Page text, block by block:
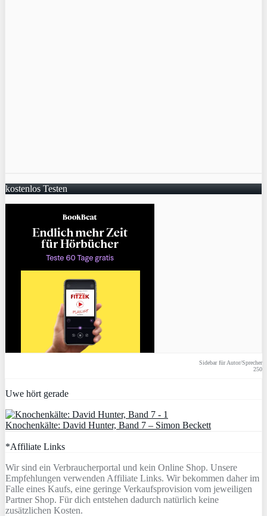
kostenlos Testen
Sidebar für Autor/Sprecher
250
Uwe hört gerade
Knochenkälte: David Hunter, Band 7 – Simon Beckett
*Affiliate Links
Wir sind ein Verbraucherportal und kein Online Shop. Unsere
Empfehlungen verwenden Affiliate Links. Wir bekommen daher im
Falle eines Kaufs, eine geringe Verkaufsprovision vom jeweiligen
Partner Shop. Für dich entstehen dadurch natürlich keine
zusätzlichen Kosten.